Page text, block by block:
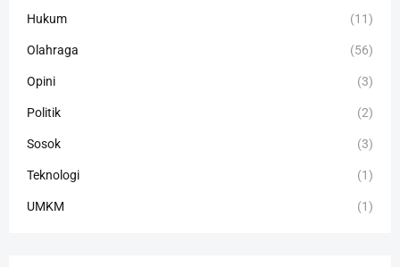
Hukum (11)
Olahraga (56)
Opini (3)
Politik (2)
Sosok (3)
Teknologi (1)
UMKM (1)